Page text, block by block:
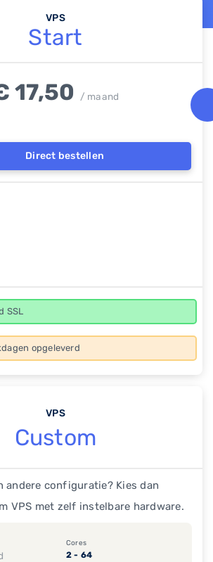
VPS
Start
17,50 / maand
Direct bestellen
SSL
opgeleverd
VPS
Custom
andere configuratie? Kies dan
VPS met zelf instelbare hardware.
Cores
2 - 64